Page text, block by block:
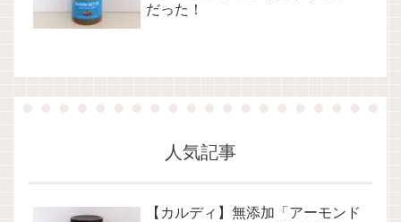
だった！
人気記事
【カルディ】無添加「アーモンド